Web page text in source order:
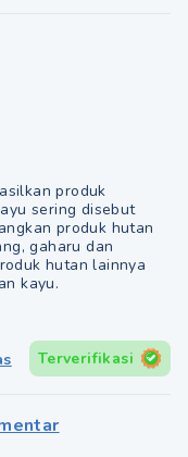
produk
sering disebut
produk hutan
gaharu dan
hutan lainnya
kayu.
Terverifikasi